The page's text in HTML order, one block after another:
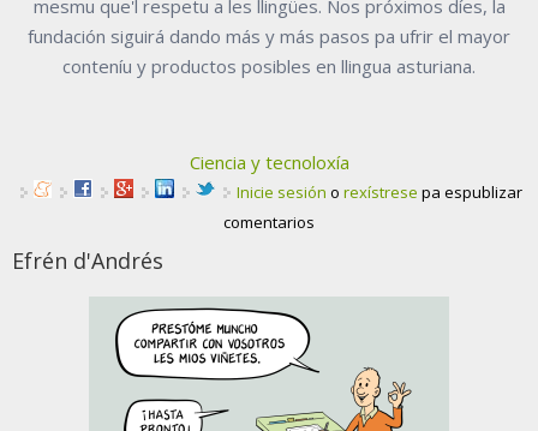
mesmu que'l respetu a les llingües. Nos próximos díes, la
fundación siguirá dando más y más pasos pa ufrir el mayor
conteníu y productos posibles en llingua asturiana.
Ciencia y tecnoloxía
Inicie sesión o rexístrese pa espublizar
comentarios
Efrén d'Andrés